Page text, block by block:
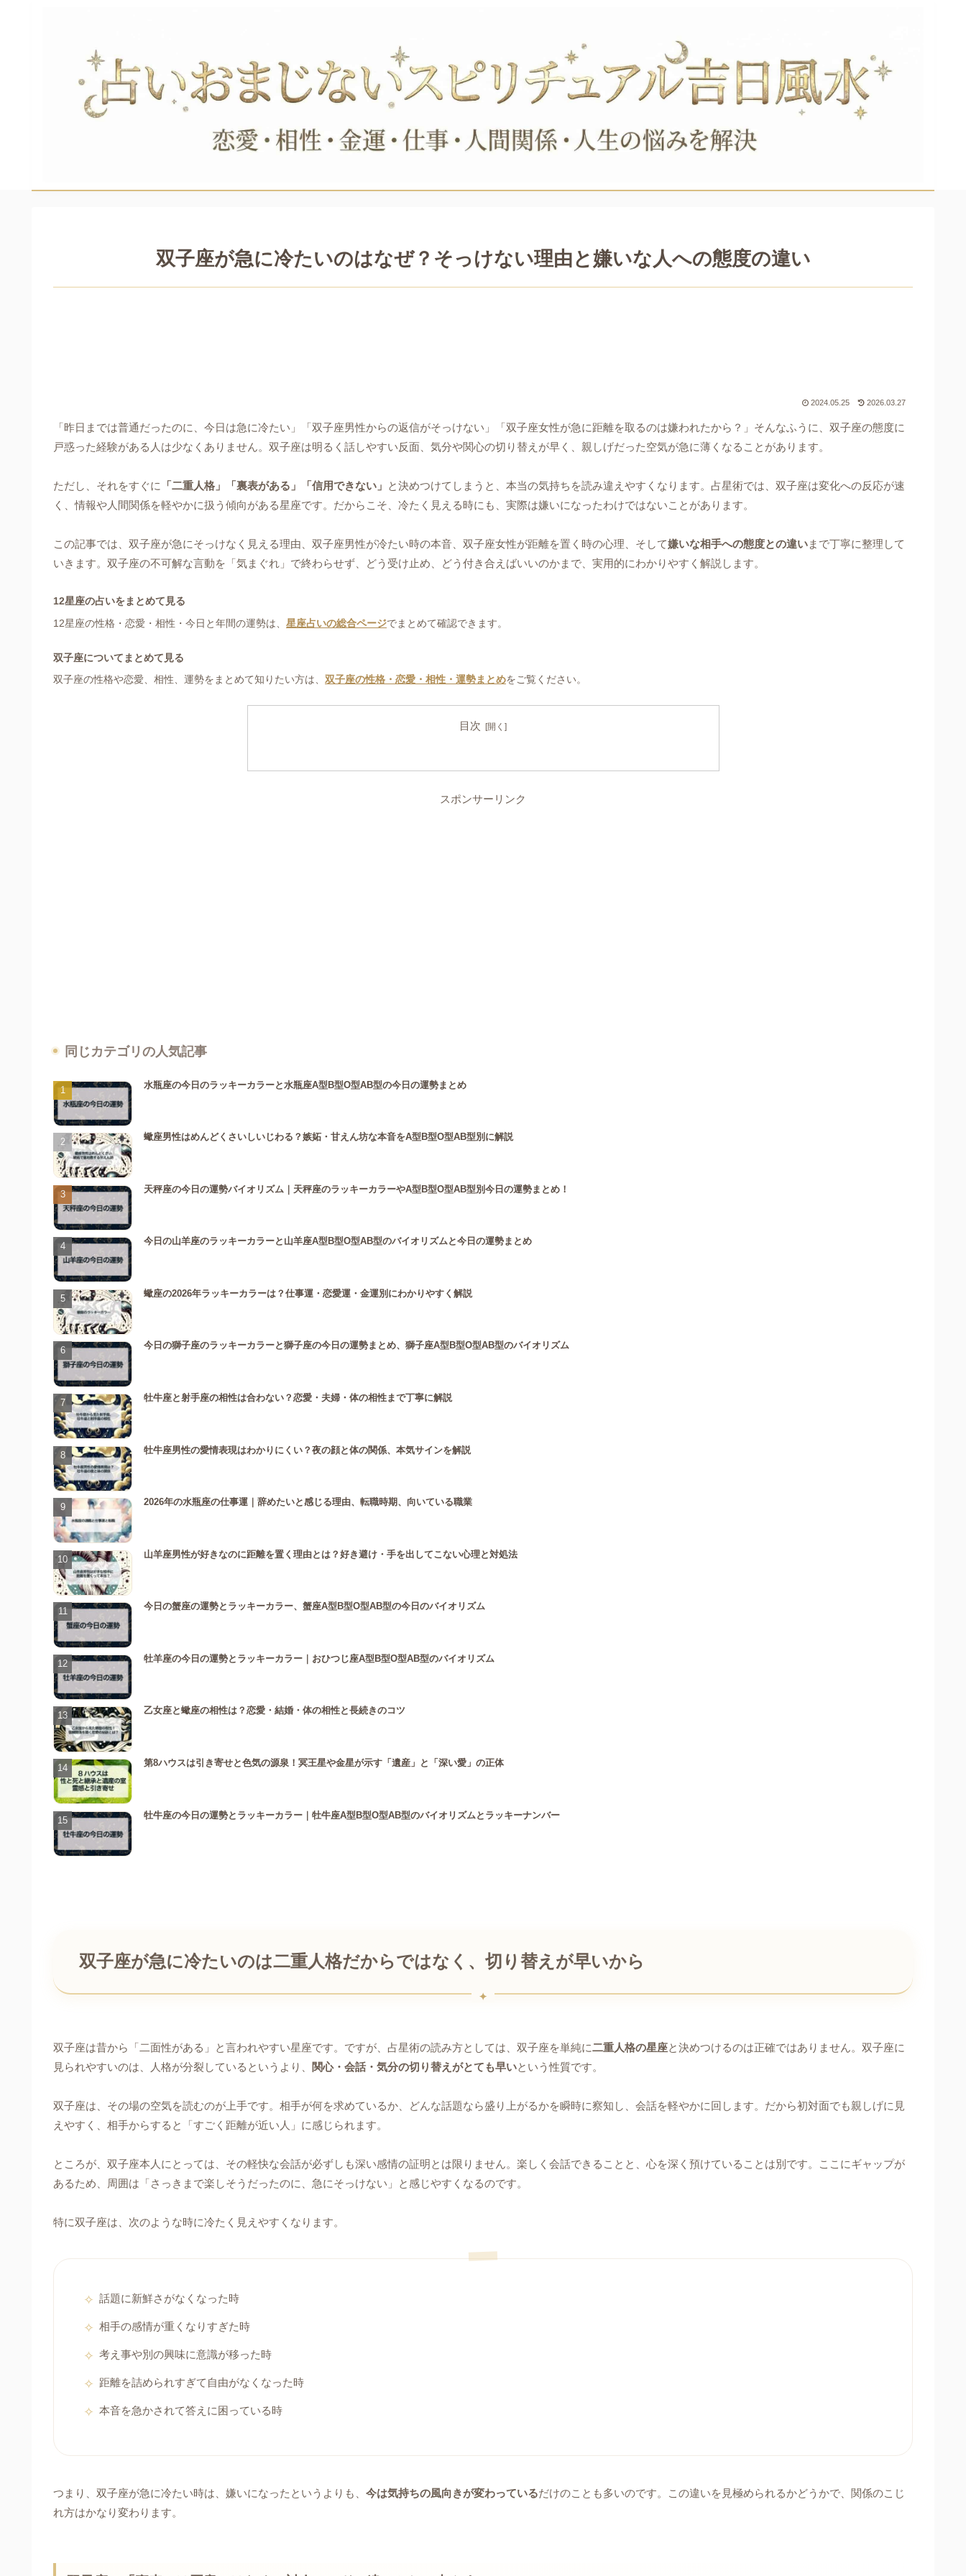
双子座が急に冷たいのはなぜ？そっけない理由と嫌いな人への態度の違い
2024.05.25 2026.03.27
「昨日までは普通だったのに、今日は急に冷たい」「双子座男性からの返信がそっけない」「双子座女性が急に距離を取るのは嫌われたから？」そんなふうに、双子座の態度に
戸惑った経験がある人は少なくありません。双子座は明るく話しやすい反面、気分や関心の切り替えが早く、親しげだった空気が急に薄くなることがあります。
ただし、それをすぐに 「二重人格」「裏表がある」「信用できない」 と決めつけてしまうと、本当の気持ちを読み違えやすくなります。占星術では、双子座は変化への反応が速
く、情報や人間関係を軽やかに扱う傾向がある星座です。だからこそ、冷たく見える時にも、実際は嫌いになったわけではないことがあります。
この記事では、双子座が急にそっけなく見える理由、双子座男性が冷たい時の本音、双子座女性が距離を置く時の心理、そして嫌いな相手への態度との違いまで丁寧に整理して
いきます。双子座の不可解な言動を「気まぐれ」で終わらせず、どう受け止め、どう付き合えばいいのかまで、実用的にわかりやすく解説します。
12星座の占いをまとめて見る
12星座の性格・恋愛・相性・今日と年間の運勢は、 星座占いの総合ページでまとめて確認できます。
双子座についてまとめて見る
双子座の性格や恋愛、相性、運勢をまとめて知りたい方は、 双子座の性格・恋愛・相性・運勢まとめをご覧ください。
目次
スポンサーリンク
同じカテゴリの人気記事
水瓶座の今日のラッキーカラーと水瓶座A型B型O型AB型の今日の運勢まとめ
蠍座男性はめんどくさいしいじわる？嫉妬・甘えん坊な本音をA型B型O型AB型別に解説
天秤座の今日の運勢バイオリズム｜天秤座のラッキーカラーやA型B型O型AB型別今日の運勢まとめ！
今日の山羊座のラッキーカラーと山羊座A型B型O型AB型のバイオリズムと今日の運勢まとめ
蠍座の2026年ラッキーカラーは？仕事運・恋愛運・金運別にわかりやすく解説
今日の獅子座のラッキーカラーと獅子座の今日の運勢まとめ、獅子座A型B型O型AB型のバイオリズム
牡牛座と射手座の相性は合わない？恋愛・夫婦・体の相性まで丁寧に解説
牡牛座男性の愛情表現はわかりにくい？夜の顔と体の関係、本気サインを解説
2026年の水瓶座の仕事運｜辞めたいと感じる理由、転職時期、向いている職業
山羊座男性が好きなのに距離を置く理由とは？好き避け・手を出してこない心理と対処法
今日の蟹座の運勢とラッキーカラー、蟹座A型B型O型AB型の今日のバイオリズム
牡羊座の今日の運勢とラッキーカラー｜おひつじ座A型B型O型AB型のバイオリズム
乙女座と蠍座の相性は？恋愛・結婚・体の相性と長続きのコツ
第8ハウスは引き寄せと色気の源泉！冥王星や金星が示す「遺産」と「深い愛」の正体
牡牛座の今日の運勢とラッキーカラー｜牡牛座A型B型O型AB型のバイオリズムとラッキーナンバー
双子座が急に冷たいのは二重人格だからではなく、切り替えが早いから
双子座は昔から「二面性がある」と言われやすい星座です。ですが、占星術の読み方としては、双子座を単純に二重人格の星座と決めつけるのは正確ではありません。双子座に
見られやすいのは、人格が分裂しているというより、
関心・会話・気分の切り替えがとても早いという性質です。
双子座は、その場の空気を読むのが上手です。相手が何を求めているか、どんな話題なら盛り上がるかを瞬時に察知し、会話を軽やかに回します。だから初対面でも親しげに見
えやすく、相手からすると「すごく距離が近い人」に感じられます。
ところが、双子座本人にとっては、その軽快な会話が必ずしも深い感情の証明とは限りません。楽しく会話できることと、心を深く預けていることは別です。ここにギャップが
あるため、周囲は「さっきまで楽しそうだったのに、急にそっけない」と感じやすくなるのです。
特に双子座は、次のような時に冷たく見えやすくなります。
話題に新鮮さがなくなった時
相手の感情が重くなりすぎた時
考え事や別の興味に意識が移った時
距離を詰められすぎて自由がなくなった時
本音を急かされて答えに困っている時
つまり、双子座が急に冷たい時は、嫌いになったというよりも、 今は気持ちの風向きが変わっているだけのことも多いのです。この違いを見極められるかどうかで、関係のこじ
れ方はかなり変わります。